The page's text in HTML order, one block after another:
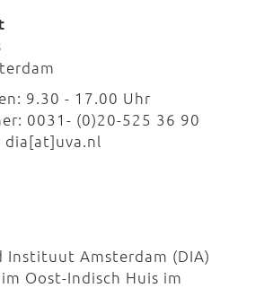
9.30 - 17.00 Uhr
0031- (0)20-525 36 90
dia[at]uva.nl
Instituut Amsterdam (DIA)
Oost-Indisch Huis im